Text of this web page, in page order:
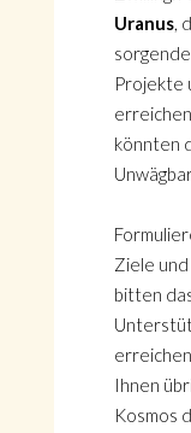
Uranus,
Projekte
könnten
Ziele
bitten
Ihnen
Kosmos